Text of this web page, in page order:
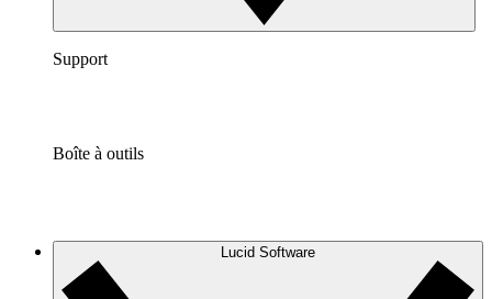
Support
Boîte à outils
Lucid Software